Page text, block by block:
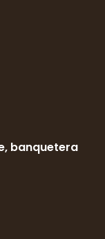
banquetera